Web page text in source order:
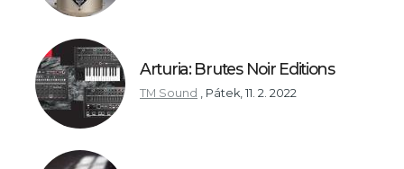
Arturia: Brutes Noir Editions
TM Sound , Pátek, 11. 2. 2022